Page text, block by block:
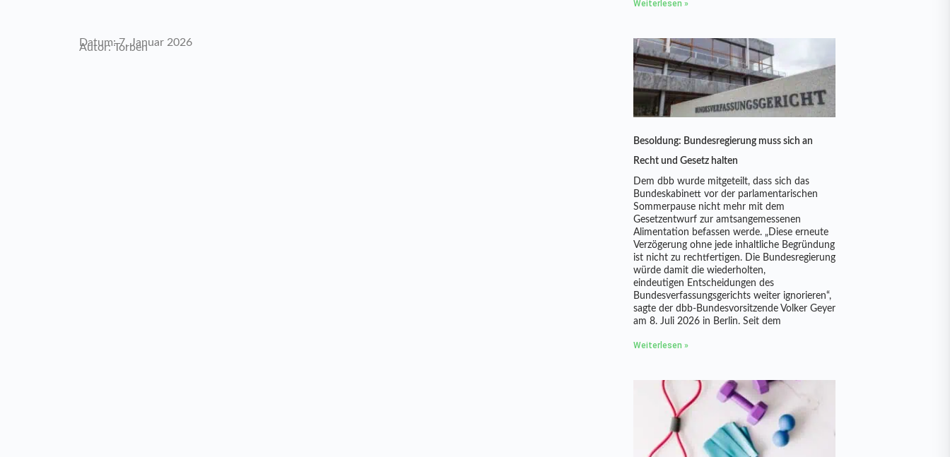
Datum: 7. Januar 2026
Autor: Torben
Weiterlesen »
Besoldung: Bundesregierung muss sich an
Recht und Gesetz halten
Dem dbb wurde mitgeteilt, dass sich das
Bundeskabinett vor der parlamentarischen
Sommerpause nicht mehr mit dem
Gesetzentwurf zur amtsangemessenen
Alimentation befassen werde. „Diese erneute
Verzögerung ohne jede inhaltliche Begründung
ist nicht zu rechtfertigen. Die Bundesregierung
würde damit die wiederholten,
eindeutigen Entscheidungen des
Bundesverfassungsgerichts weiter ignorieren“,
sagte der dbb-Bundesvorsitzende Volker Geyer
am 8. Juli 2026 in Berlin. Seit dem
Weiterlesen »